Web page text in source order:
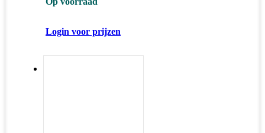
Login voor prijzen